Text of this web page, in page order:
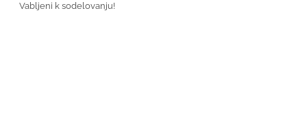
Vabljeni k sodelovanju!